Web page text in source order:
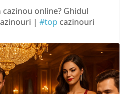
cazinou online? Ghidul
| #top cazinouri